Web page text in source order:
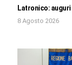
Latronico:
8 Agosto 2026